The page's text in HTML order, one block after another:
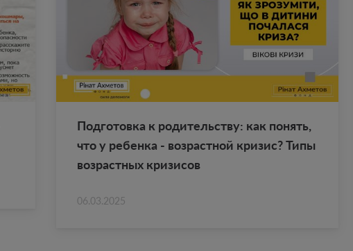
Под­го­тов­ка к ро­ди­тель­ству: как по­нять,
что у ре­бен­ка - воз­раст­ной кри­зис? Типы
воз­раст­ных кри­зи­сов
06.03.2025